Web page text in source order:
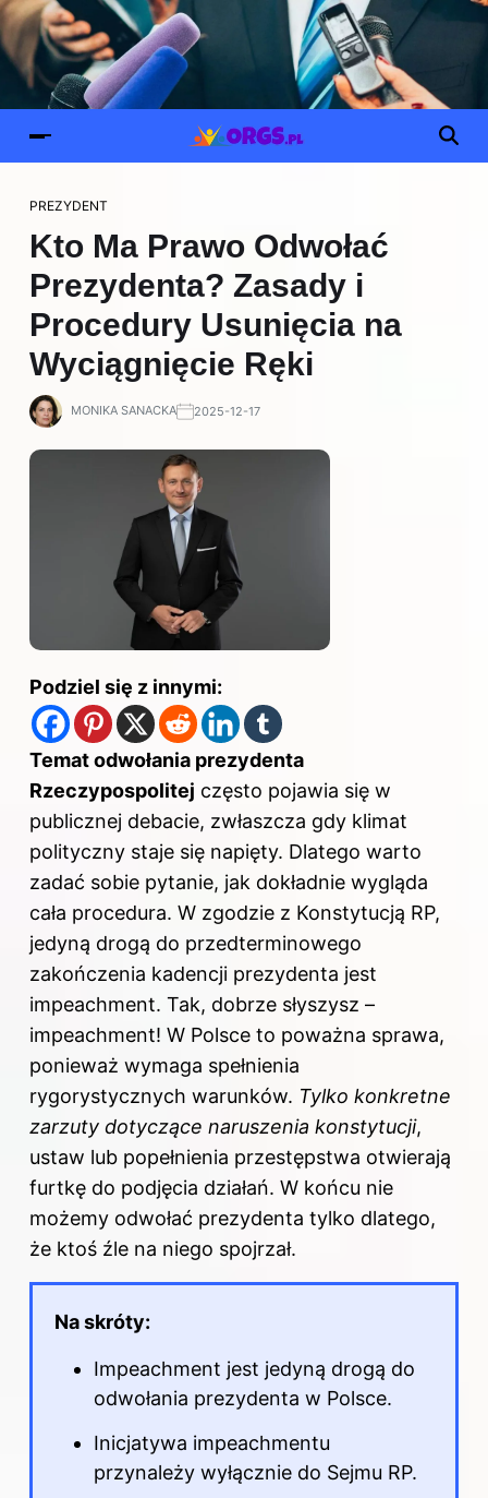
PREZYDENT
Kto Ma Prawo Odwołać
Prezydenta? Zasady i
Procedury Usunięcia na
Wyciągnięcie Ręki
MONIKA SANACKA 2025-12-17
Podziel się z innymi:
Temat odwołania prezydenta
Rzeczypospolitej często pojawia się w
publicznej debacie, zwłaszcza gdy klimat
polityczny staje się napięty. Dlatego warto
zadać sobie pytanie, jak dokładnie wygląda
cała procedura. W zgodzie z Konstytucją RP,
jedyną drogą do przedterminowego
zakończenia kadencji prezydenta jest
impeachment. Tak, dobrze słyszysz –
impeachment! W Polsce to poważna sprawa,
ponieważ wymaga spełnienia
rygorystycznych warunków. Tylko konkretne
zarzuty dotyczące naruszenia konstytucji,
ustaw lub popełnienia przestępstwa otwierają
furtkę do podjęcia działań. W końcu nie
możemy odwołać prezydenta tylko dlatego,
że ktoś źle na niego spojrzał.
Na skróty:
Impeachment jest jedyną drogą do
odwołania prezydenta w Polsce.
Inicjatywa impeachmentu
przynależy wyłącznie do Sejmu RP.